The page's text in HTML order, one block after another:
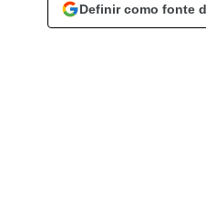
Definir como fonte